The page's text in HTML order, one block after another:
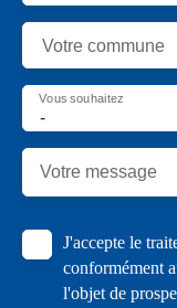
Votre commune
-
Vous souhaitez
Votre message
J'accepte le
conformément
l'objet de